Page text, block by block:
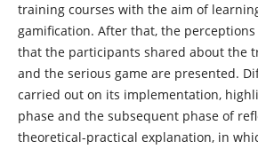
training courses with the aim of
gamification. After that, the
that the participants shared about the
and the serious game are presented.
carried out on its implementation,
phase and the subsequent phase of
theoretical-practical explanation, in